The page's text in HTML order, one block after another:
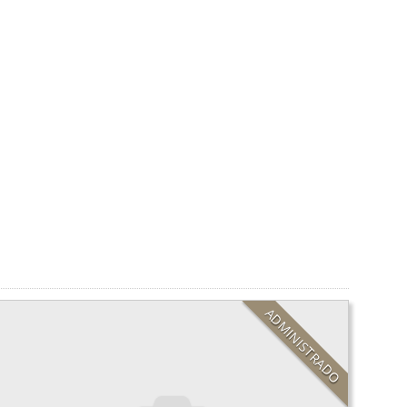
ADMINISTRADO